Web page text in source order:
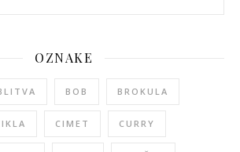
OZNAKE
BOB BROKULA
CIMET CURRY